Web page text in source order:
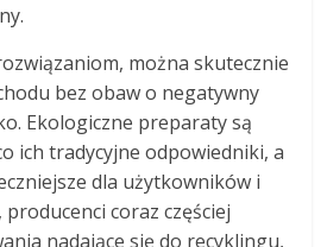
można skutecznie
bez obaw o negatywny
Ekologiczne preparaty są
ich tradycyjne odpowiedniki, a
dla użytkowników i
coraz częściej
nadające się do recyklingu,